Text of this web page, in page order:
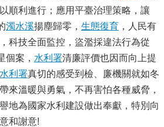
順利進行；應用平臺治理策略，讓
濁水溪揚塵歸零， 生態復育 ，人民有
科技全面監控，盜濫採違法行為從
個案， 水利署清廉評價也因而向上提
水利署真切的感受到檢、廉機關就如冬
來溫暖與勇氣，不再害怕各種威脅，
地為國家水利建設做出奉獻，特別向
和謝意!